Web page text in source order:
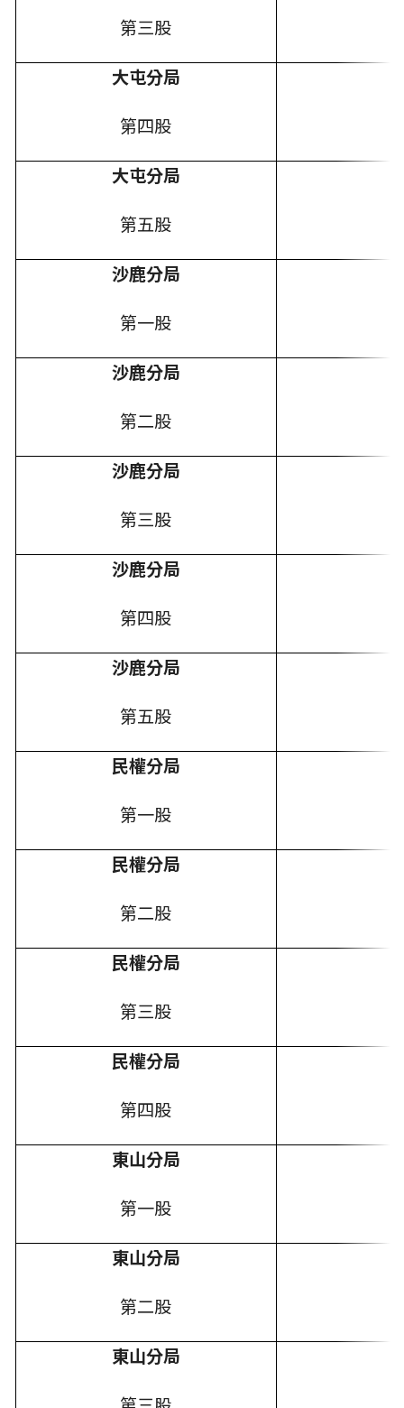
第三股
大屯分局
第四股
大屯分局
第五股
沙鹿分局
第一股
沙鹿分局
第二股
沙鹿分局
第三股
沙鹿分局
第四股
沙鹿分局
第五股
民權分局
第一股
民權分局
第二股
民權分局
第三股
民權分局
第四股
東山分局
第一股
東山分局
第二股
東山分局